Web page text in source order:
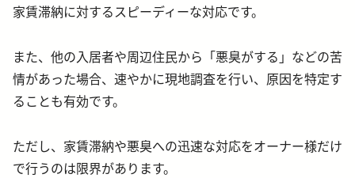
家賃滞納に対するスピーディーな対応です。
また、他の入居者や周辺住民から「悪臭がする」などの苦
情があった場合、速やかに現地調査を行い、原因を特定す
ることも有効です。
ただし、家賃滞納や悪臭への迅速な対応をオーナー様だけ
で行うのは限界があります。